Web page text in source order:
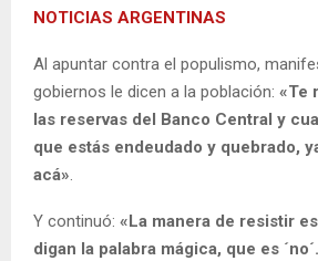
NOTICIAS ARGENTINAS
Al apuntar contra el populismo,
gobiernos le dicen a la población: «Te
las reservas del Banco Central y
que estás endeudado y quebrado,
acá».
Y continuó: «La manera de resistir
digan la palabra mágica, que es